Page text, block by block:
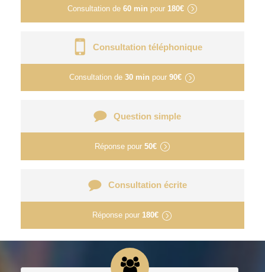
Consultation de 60 min pour 180€
Consultation téléphonique
Consultation de 30 min pour 90€
Question simple
Réponse pour 50€
Consultation écrite
Réponse pour 180€